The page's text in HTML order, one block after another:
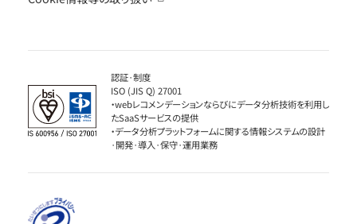
認証·制度
ISO (JIS Q) 27001
・webレコメンデーションならびにデータ分析技術を利用し
たSaaSサービスの提供
・データ分析プラットフォームに関する情報システムの設計
·開発·導入·保守·運用業務